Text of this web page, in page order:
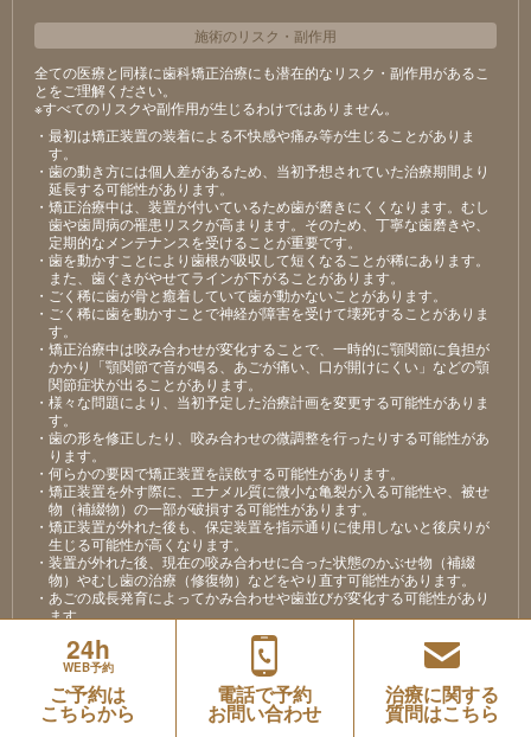
施術のリスク ・ 副作用
全ての医療と同様に歯科矯正治療にも潜在的なリスク・副作用があるこ
とをご理解ください。
※すべてのリスクや副作用が生じるわけではありません。
・最初は矯正装置の装着による不快感や痛み等が⽣じることがありま
す。
・⻭の動き⽅には個⼈差があるため、当初予想されていた治療期間より
延⻑する可能性があります。
・矯正治療中は、装置が付いているため⻭が磨きにくくなります。むし
⻭や⻭周病の罹患リスクが⾼まります。そのため、丁寧な⻭磨きや、
定期的なメンテナンスを受けることが重要です。
・⻭を動かすことにより⻭根が吸収して短くなることが稀にあります。
また、⻭ぐきがやせてラインが下がることがあります。
・ごく稀に⻭が⾻と癒着していて⻭が動かないことがあります。
・ごく稀に⻭を動かすことで神経が障害を受けて壊死することがありま
す。
・矯正治療中は咬み合わせが変化することで、⼀時的に顎関節に負担が
かかり「顎関節で⾳が鳴る、あごが痛い、⼝が開けにくい」などの顎
関節症状が出ることがあります。
・様々な問題により、当初予定した治療計画を変更する可能性がありま
す。
・⻭の形を修正したり、咬み合わせの微調整を⾏ったりする可能性があ
ります。
・何らかの要因で矯正装置を誤飲する可能性があります。
・矯正装置を外す際に、エナメル質に微⼩な⻲裂が⼊る可能性や、被せ
物（補綴物）の⼀部が破損する可能性があります。
・矯正装置が外れた後も、保定装置を指⽰通りに使⽤しないと後戻りが
⽣じる可能性が⾼くなります。
・装置が外れた後、現在の咬み合わせに合った状態のかぶせ物（補綴
物）やむし⻭の治療（修復物）などをやり直す可能性があります。
・あごの成⻑発育によってかみ合わせや⻭並びが変化する可能性があり
ます。
・矯正⻭科治療は、⼀度始めると元の状態に戻すことが難しくなりま
す。24h
WEB予約
ご予約は
こちらから
電話で予約
お問い合わせ
治療に関する
質問はこちら